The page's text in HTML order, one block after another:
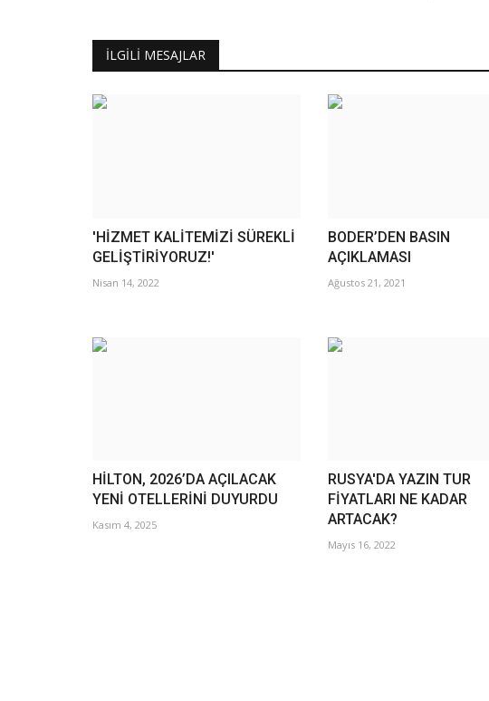
İLGILI MESAJLAR
'HİZMET KALİTEMİZİ SÜREKLİ
GELİŞTİRİYORUZ!'
Nisan 14, 2022
BODER’DEN BASIN
AÇIKLAMASI
Ağustos 21, 2021
HİLTON, 2026’DA AÇILACAK
YENİ OTELLERİNİ DUYURDU
Kasım 4, 2025
RUSYA'DA YAZIN TUR
FİYATLARI NE KADAR
ARTACAK?
Mayıs 16, 2022